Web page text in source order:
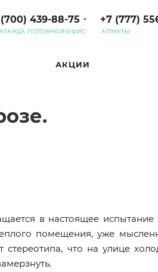
+7 (777)
АЛМАТЫ
439-88-75
ГОЛОВНОЙ ОФИС
АКЦИИ
в настоящее испытание
помещения, уже
стереотипа, что на улице